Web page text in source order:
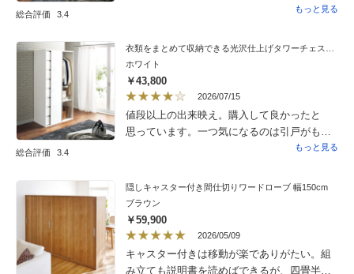
総合評価 3.4
ガーを使っていたけどずぼらな自分にはカ
ごく気になるし。こちら購入して正解 Now
もっと見る
総合評価 3.4
ホワイト
￥43,800
2026/07/15
値段以上の出来映え。購入して良かったと
思っています。一つ気になるのは引戸がもう
少しスムーズであればよかったと思っていま
もっと見る
隠しキャスター付き間仕切りワードローブ 幅150cm
ブラウン
￥59,900
2026/05/09
キャスター付きは移動が楽でありがたい。組
み立ても説明書を読めばできるが、四畳半程